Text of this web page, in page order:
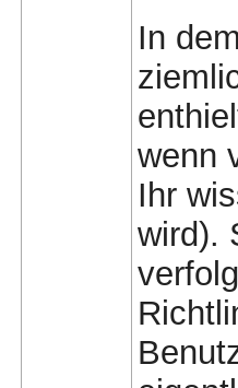
In
wenn
Ihr
wird).